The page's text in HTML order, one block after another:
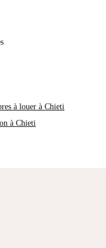
à louer à Chieti
à Chieti